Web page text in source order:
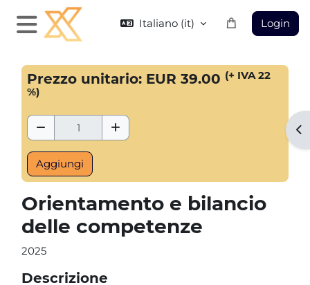
Vai al contenuto principale
Pannello laterale
Italiano ‎(it)‎ Login
Blocchi
Prezzo unitario: EUR 39.00 (+ IVA 22
%)
Rimuovi Quantità
Orientamento e bilancio
delle competenze
2025
Descrizione